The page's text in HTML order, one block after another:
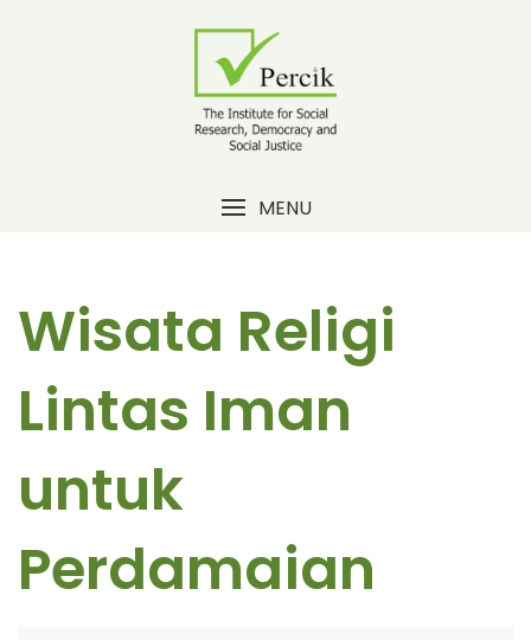
MENU
Wisata Religi
Lintas Iman
untuk
Perdamaian